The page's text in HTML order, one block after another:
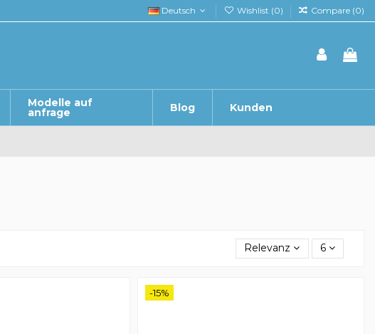
Deutsch Wishlist (0) Compare (0)
Modelle auf
anfrage Blog Kunden
Relevanz 6
-15%